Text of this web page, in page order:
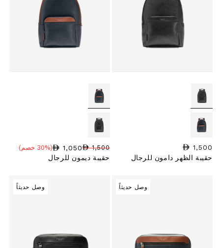
السعر العادي
1,500
حقيبة الظهر دامون للرجال
السعر العادي
1,500
سعر البيع1,050
نسبة الخصم (30% خصم)
حقيبة ديمون للرجال
وصل حديثاً وصل حديثاً